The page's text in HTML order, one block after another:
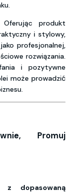
produkt
i stylowy,
profesjonalnej,
rozwiązania.
i pozytywne
może prowadzić
Promuj
dopasowaną